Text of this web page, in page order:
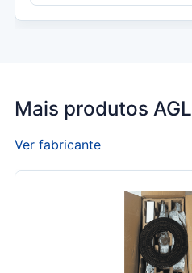
Mais produtos AGL
Ver fabricante